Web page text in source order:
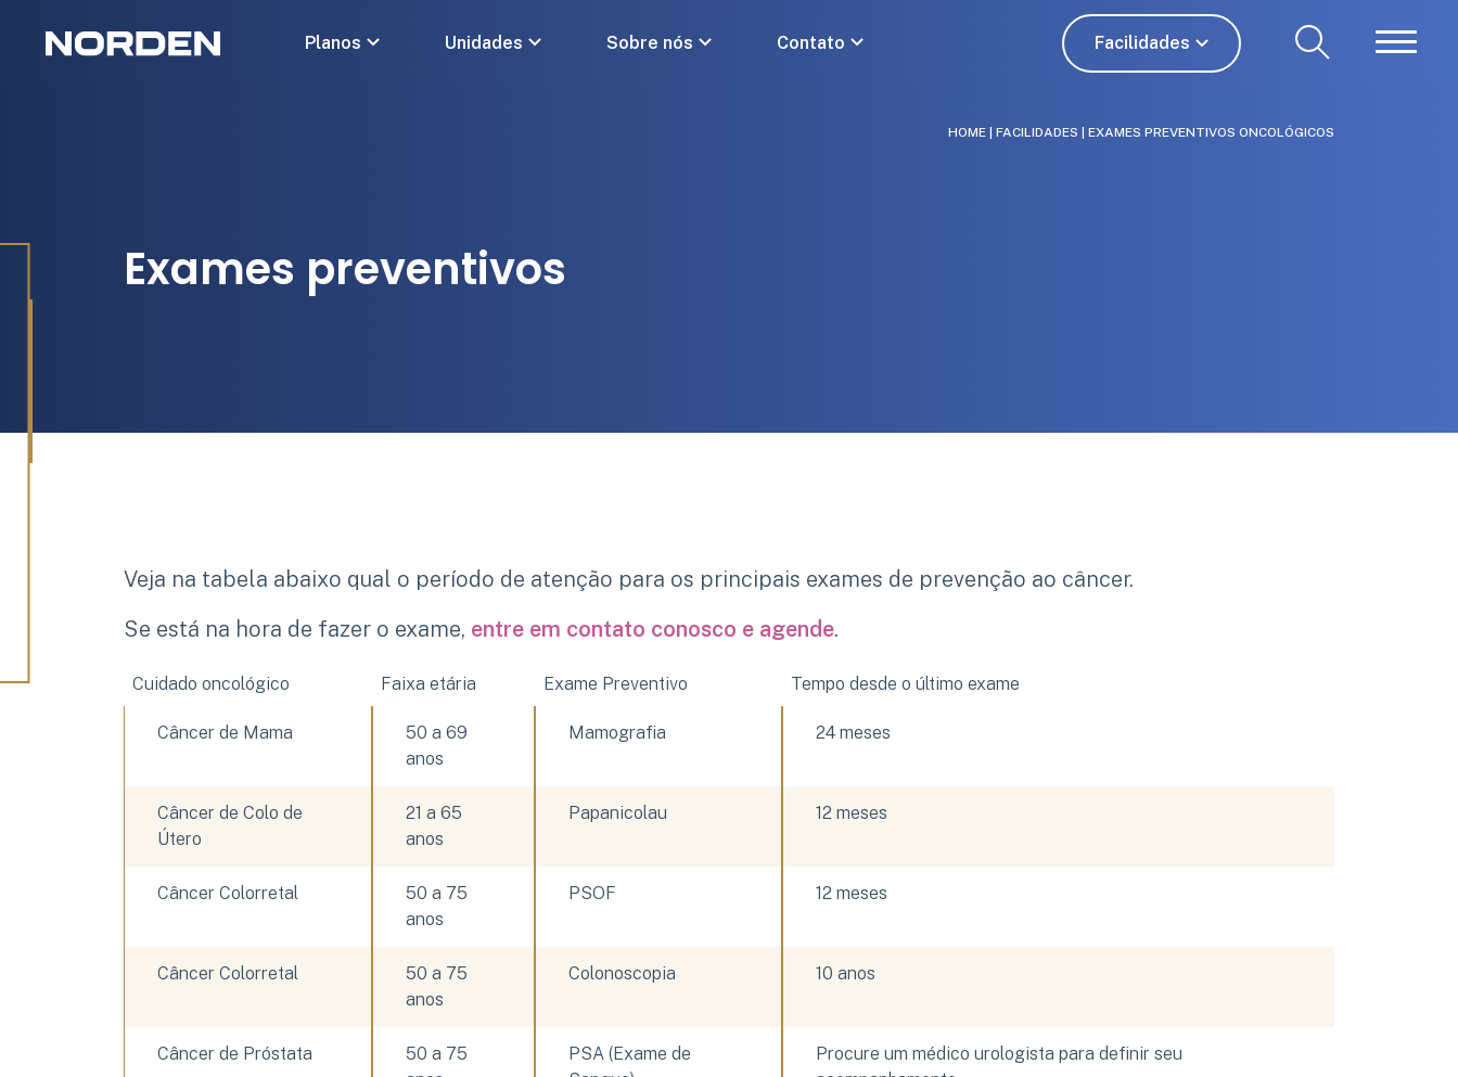
Planos Unidades Sobre nós Contato Facilidades
HOME FACILIDADES EXAMES PREVENTIVOS ONCOLÓGICOS
Exames preventivos
Veja na tabela abaixo qual o período de atenção para os principais exames de prevenção ao câncer.
Se está na hora de fazer o exame, entre em contato conosco e agende.
Cuidado oncológico Faixa etária Exame Preventivo Tempo desde o último exame
Câncer de Mama
50 a 69
anos
Mamografia 24 meses
Câncer de Colo de
Útero
21 a 65
anos
Papanicolau 12 meses
Câncer Colorretal
50 a 75
anos
PSOF 12 meses
Câncer Colorretal
50 a 75
anos
Colonoscopia 10 anos
Câncer de Próstata
50 a 75
PSA (Exame de
Procure um médico urologista para definir seu